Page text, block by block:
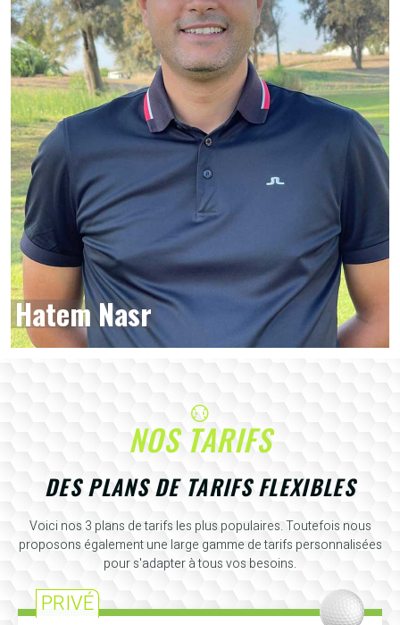
Hatem Nasr
NOS TARIFS
DES PLANS DE TARIFS FLEXIBLES
Voici nos 3 plans de tarifs les plus populaires. Toutefois nous
proposons également une large gamme de tarifs personnalisées
pour s'adapter à tous vos besoins.
PRIVÉ